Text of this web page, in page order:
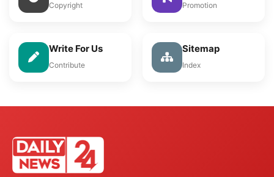
Copyright Promotion
Write For Us
Contribute
Sitemap
Index